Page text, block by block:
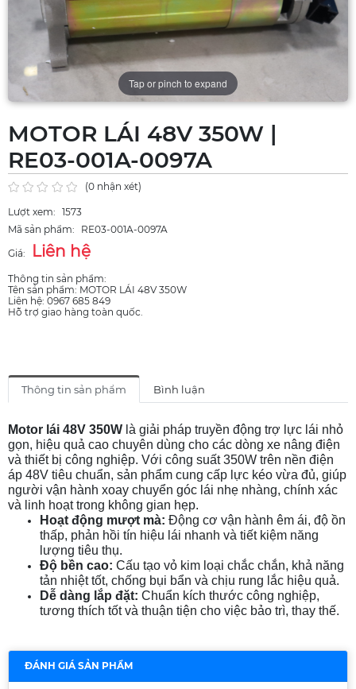
Tap or pinch to expand
MOTOR LÁI 48V 350W |
RE03-001A-0097A
(0 nhận xét)
Lượt xem: 1573
Mã sản phẩm:
RE03-001A-0097A
Giá:
Liên hệ
Thông tin sản phẩm:
Tên sản phẩm: MOTOR LÁI 48V 350W
Liên hệ: 0967 685 849
Hỗ trợ giao hàng toàn quốc.
Thông tin sản phẩm Bình luận
Motor lái 48V 350W là giải pháp truyền động trợ lực lái nhỏ
gọn, hiệu quả cao chuyên dùng cho các dòng xe nâng điện
và thiết bị công nghiệp. Với công suất 350W trên nền điện
áp 48V tiêu chuẩn, sản phẩm cung cấp lực kéo vừa đủ, giúp
người vận hành xoay chuyển góc lái nhẹ nhàng, chính xác
và linh hoạt trong không gian hẹp.
Hoạt động mượt mà: Động cơ vận hành êm ái, độ ồn
thấp, phản hồi tín hiệu lái nhanh và tiết kiệm năng
lượng tiêu thụ.
Độ bền cao: Cấu tạo vỏ kim loại chắc chắn, khả năng
tản nhiệt tốt, chống bụi bẩn và chịu rung lắc hiệu quả.
Dễ dàng lắp đặt: Chuẩn kích thước công nghiệp,
tương thích tốt và thuận tiện cho việc bảo trì, thay thế.
ĐÁNH GIÁ SẢN PHẨM